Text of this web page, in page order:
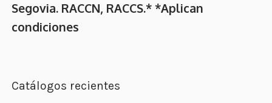
Segovia. RACCN, RACCS.* *Aplican
condiciones
Catálogos recientes